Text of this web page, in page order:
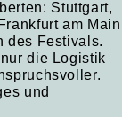
Stuttgart,
am Main
des Festivals.
die Logistik
und